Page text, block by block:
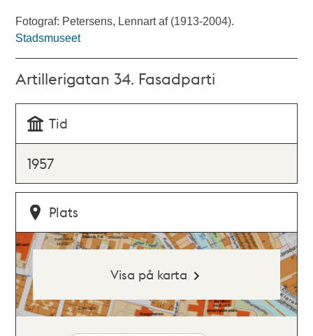
Fotograf: Petersens, Lennart af (1913-2004).
Stadsmuseet
Artillerigatan 34. Fasadparti
Tid
1957
Plats
Visa på karta